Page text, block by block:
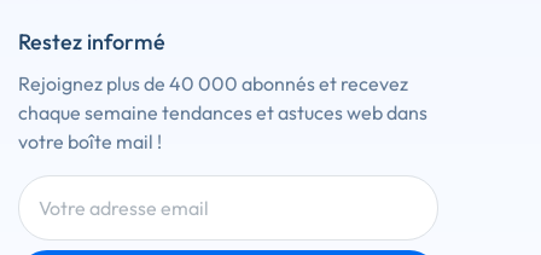
Restez informé
Rejoignez plus de 40 000 abonnés et recevez
chaque semaine tendances et astuces web dans
votre boîte mail !